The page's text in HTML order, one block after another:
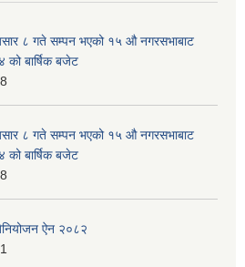
८ गते सम्पन भएको १५ ‍‍‍औ नगरसभाबाट
बार्षिक बजेट
८ गते सम्पन भएको १५ ‍‍‍औ नगरसभाबाट
बार्षिक बजेट
ऐन २०८२